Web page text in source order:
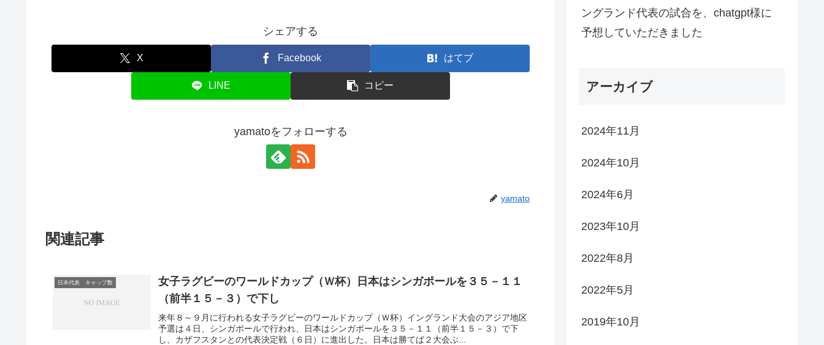
シェアする
X Facebook はてブ
LINE コピー
yamatoをフォローする
yamato
関連記事
日本代表 キャップ数
女子ラグビーのワールドカップ（Ｗ杯）日本はシンガポールを３５－１１
（前半１５－３）で下し
来年８～９月に行われる女子ラグビーのワールドカップ（Ｗ杯）イングランド大会のアジア地区
予選は４日、シンガポールで行われ、日本はシンガポールを３５－１１（前半１５－３）で下
し、カザフスタンとの代表決定戦（６日）に進出した。日本は勝てば２大会ぶ...
ングランド代表の試合を、chatgpt様に
予想していただきました
アーカイブ
2024年11月
2024年10月
2024年6月
2023年10月
2022年8月
2022年5月
2019年10月